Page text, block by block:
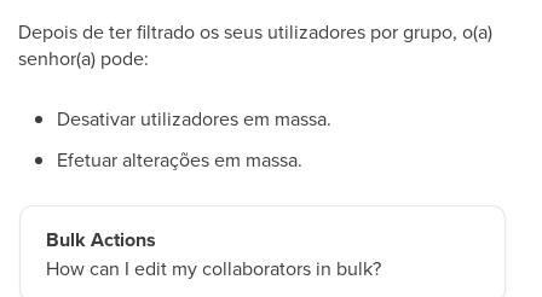
Depois de ter filtrado os seus utilizadores por grupo, o(a)
senhor(a) pode:
Desativar utilizadores em massa.
Efetuar alterações em massa.
Bulk Actions
How can I edit my collaborators in bulk?